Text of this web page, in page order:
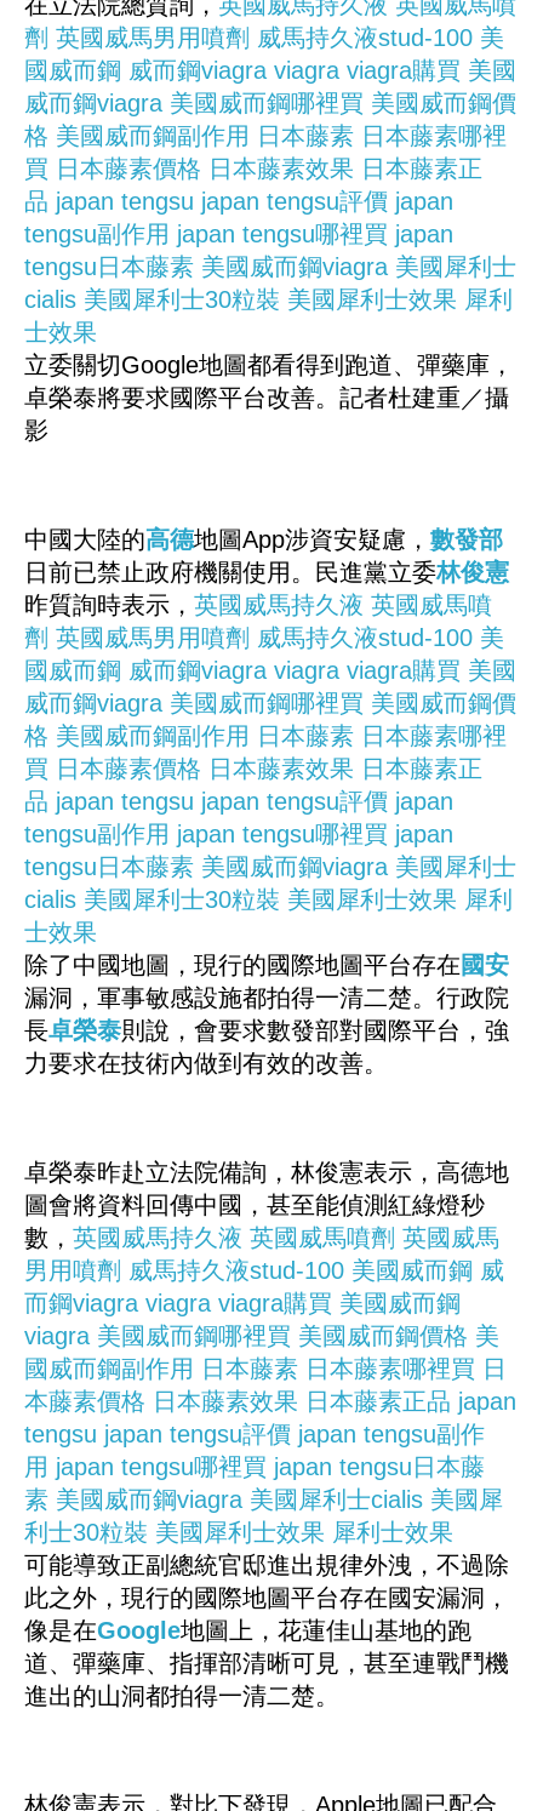
在立法院總質詢， 英國威馬持久液 英國威馬噴
劑 英國威馬男用噴劑 威馬持久液stud-100 美
國威而鋼 威而鋼viagra viagra viagra購買 美國
威而鋼viagra 美國威而鋼哪裡買 美國威而鋼價
格 美國威而鋼副作用 日本藤素 日本藤素哪裡
買 日本藤素價格 日本藤素效果 日本藤素正
品 japan tengsu japan tengsu評價 japan
tengsu副作用 japan tengsu哪裡買 japan
tengsu日本藤素 美國威而鋼viagra 美國犀利士
cialis 美國犀利士30粒裝 美國犀利士效果 犀利
士效果
立委關切Google地圖都看得到跑道、彈藥庫，
卓榮泰將要求國際平台改善。記者杜建重／攝
影
中國大陸的高德地圖App涉資安疑慮， 數發部
日前已禁止政府機關使用。民進黨立委林俊憲
昨質詢時表示， 英國威馬持久液 英國威馬噴
劑 英國威馬男用噴劑 威馬持久液stud-100 美
國威而鋼 威而鋼viagra viagra viagra購買 美國
威而鋼viagra 美國威而鋼哪裡買 美國威而鋼價
格 美國威而鋼副作用 日本藤素 日本藤素哪裡
買 日本藤素價格 日本藤素效果 日本藤素正
品 japan tengsu japan tengsu評價 japan
tengsu副作用 japan tengsu哪裡買 japan
tengsu日本藤素 美國威而鋼viagra 美國犀利士
cialis 美國犀利士30粒裝 美國犀利士效果 犀利
士效果
除了中國地圖，現行的國際地圖平台存在國安
漏洞，軍事敏感設施都拍得一清二楚。行政院
長卓榮泰則說，會要求數發部對國際平台，強
力要求在技術內做到有效的改善。
卓榮泰昨赴立法院備詢，林俊憲表示，高德地
圖會將資料回傳中國，甚至能偵測紅綠燈秒
數， 英國威馬持久液 英國威馬噴劑 英國威馬
男用噴劑 威馬持久液stud-100 美國威而鋼 威
而鋼viagra viagra viagra購買 美國威而鋼
viagra 美國威而鋼哪裡買 美國威而鋼價格 美
國威而鋼副作用 日本藤素 日本藤素哪裡買 日
本藤素價格 日本藤素效果 日本藤素正品 japan
tengsu japan tengsu評價 japan tengsu副作
用 japan tengsu哪裡買 japan tengsu日本藤
素 美國威而鋼viagra 美國犀利士cialis 美國犀
利士30粒裝 美國犀利士效果 犀利士效果
可能導致正副總統官邸進出規律外洩，不過除
此之外，現行的國際地圖平台存在國安漏洞，
像是在Google地圖上，花蓮佳山基地的跑
道、彈藥庫、指揮部清晰可見，甚至連戰鬥機
進出的山洞都拍得一清二楚。
林俊憲表示，對比下發現，Apple地圖已配合